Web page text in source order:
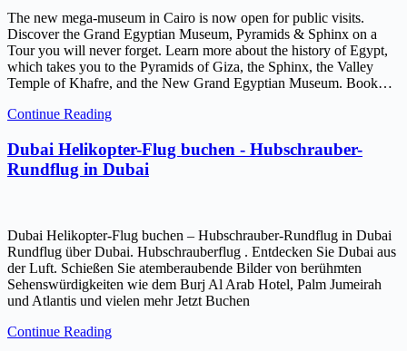
The new mega-museum in Cairo is now open for public visits.
Discover the Grand Egyptian Museum, Pyramids & Sphinx on a
Tour you will never forget. Learn more about the history of Egypt,
which takes you to the Pyramids of Giza, the Sphinx, the Valley
Temple of Khafre, and the New Grand Egyptian Museum. Book…
Continue Reading
Dubai Helikopter-Flug buchen - Hubschrauber-
Rundflug in Dubai
Dubai Helikopter-Flug buchen – Hubschrauber-Rundflug in Dubai
Rundflug über Dubai. Hubschrauberflug . Entdecken Sie Dubai aus
der Luft. Schießen Sie atemberaubende Bilder von berühmten
Sehenswürdigkeiten wie dem Burj Al Arab Hotel, Palm Jumeirah
und Atlantis und vielen mehr Jetzt Buchen
Continue Reading